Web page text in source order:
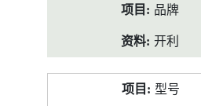
品牌
开利
型号